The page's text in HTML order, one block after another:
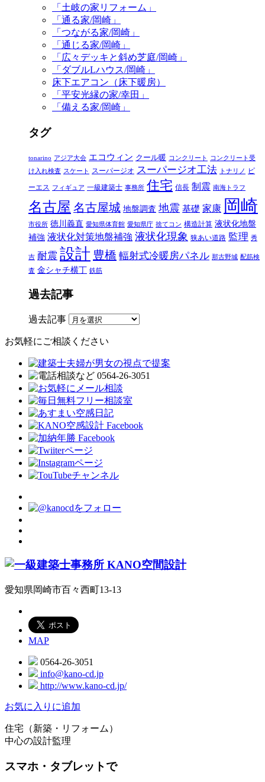
「土岐の家リフォーム」
「通る家/岡崎」
「つながる家/岡崎」
「通じる家/岡崎」
「広々デッキと斜め芝庭/岡崎」
「ダブルLハウス/岡崎」
床下エアコン（床下暖房）
「平安光縁の家/幸田」
「備える家/岡崎」
タグ
tonarino アジア大会 エコウィン クール暖 コンクリート
コンクリート受
け入れ検査 スケート スーパージオ スーパージオ工法 トナリノ
ピ
ーエス フィギュア 一級建築士 事務所 住宅 信長 制震 南海トラフ
名古屋 名古屋城 地盤調査 地震 基礎 家康 岡崎
市役所 徳川義直 愛知県体育館 愛知県庁 捨てコン 構造計算 液状化地盤
補強 液状化対策地盤補強 液状化現象 狭あい道路 監理 秀
吉 耐震 設計 豊橋 輻射式冷暖房パネル 那古野城 配筋検
査 金シャチ横丁 鉄筋
過去記事
過去記事
お気軽にご相談ください
愛知県岡崎市百々西町13-13
MAP
0564-26-3051
info@kano-cd.jp
http://www.kano-cd.jp/
お気に入りに追加
住宅（新築・リフォーム）
中心の設計監理
スマホ・タブレットで